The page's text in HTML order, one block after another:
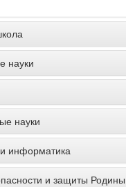
науки
науки
информатика
и защиты Родины